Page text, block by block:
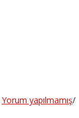
Yorum yapılmamış/